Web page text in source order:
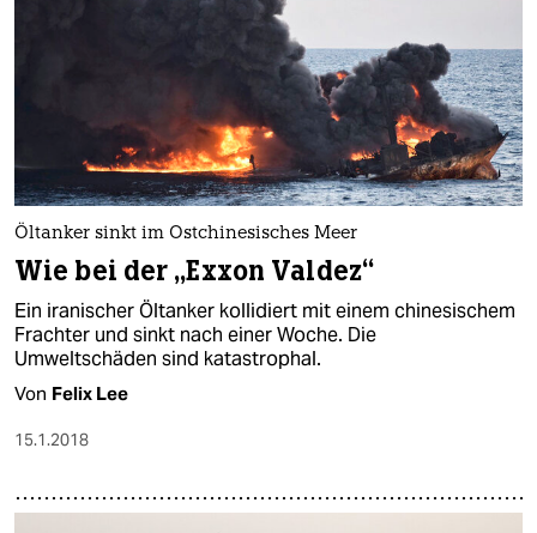
Öltanker sinkt im Ostchinesisches Meer
Wie bei der „Exxon Valdez“
Ein iranischer Öltanker kollidiert mit einem chinesischem
Frachter und sinkt nach einer Woche. Die
Umweltschäden sind katastrophal.
Von Felix Lee
15.1.2018